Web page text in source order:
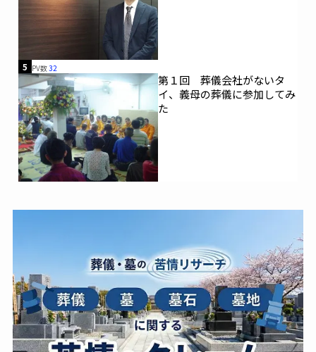
5 PV数32
第１回 葬儀会社がないタ
イ、義母の葬儀に参加してみ
た